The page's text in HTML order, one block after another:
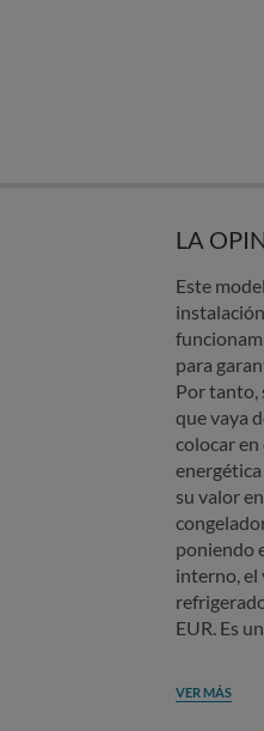
LA
Este
para
Por tanto,
que vaya
colocar
su valor
poniendo
interno, el
EUR. Es
VER MÁS